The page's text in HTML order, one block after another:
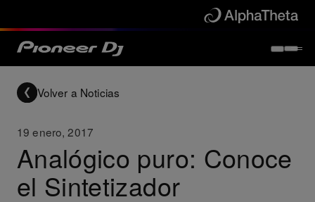
Volver a Noticias
19 enero, 2017
Analógico puro: Conoce
el Sintetizador